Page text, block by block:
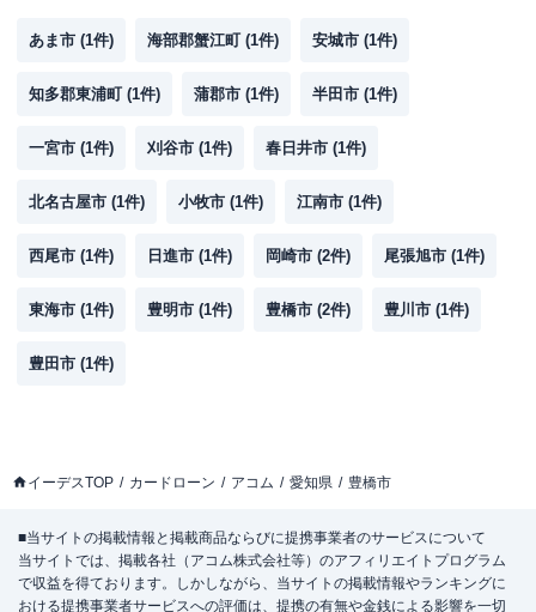
あま市 (1件) 海部郡蟹江町 (1件) 安城市 (1件)
知多郡東浦町 (1件) 蒲郡市 (1件) 半田市 (1件)
一宮市 (1件) 刈谷市 (1件) 春日井市 (1件)
北名古屋市 (1件) 小牧市 (1件) 江南市 (1件)
西尾市 (1件) 日進市 (1件) 岡崎市 (2件) 尾張旭市 (1件)
東海市 (1件) 豊明市 (1件) 豊橋市 (2件) 豊川市 (1件)
豊田市 (1件)
イーデスTOP カードローン アコム 愛知県 豊橋市
■当サイトの掲載情報と掲載商品ならびに提携事業者のサービスについて
当サイトでは、掲載各社（アコム株式会社等）のアフィリエイトプログラム
で収益を得ております。しかしながら、当サイトの掲載情報やランキングに
おける提携事業者サービスへの評価は、提携の有無や金銭による影響を一切